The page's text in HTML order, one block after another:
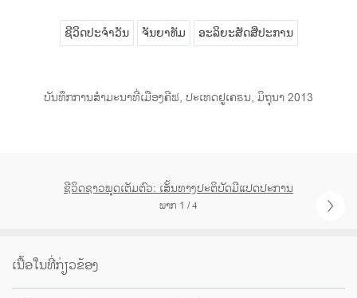
ຊີວິດປະຈຳວັນ ຈັນຍາທັມ ອະລິຍະສັດສີ່ປະການ
ບັນທຶກການສຳມະນາທີ່ເມືອງຄີຟ, ປະເທດຢູເຄຣນ, ມິຖຸນາ 2013
ຊີວິດຊາວພຸດເຕັມຕົວ: ເສັ້ນທາງປະຕິບັດມີແປດປະການ
ພາກ 1 / 4
ເນື້ອໃນທີ່ກ່ຽວຂ້ອງ